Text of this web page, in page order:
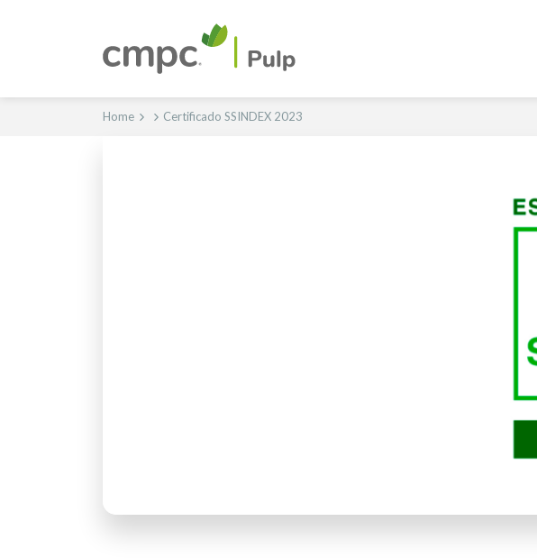
Home Certificado SSINDEX 2023